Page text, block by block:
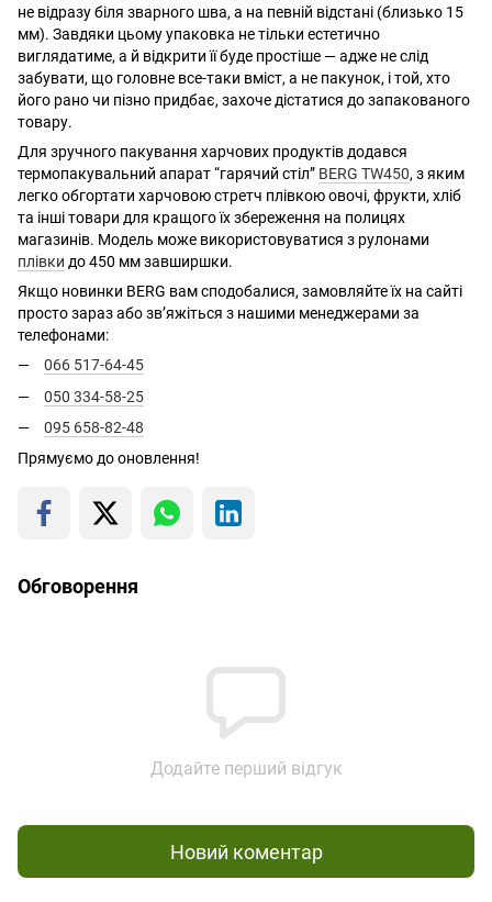
не відразу біля зварного шва, а на певній відстані (близько 15
мм). Завдяки цьому упаковка не тільки естетично
виглядатиме, а й відкрити її буде простіше — адже не слід
забувати, що головне все-таки вміст, а не пакунок, і той, хто
його рано чи пізно придбає, захоче дістатися до запакованого
товару.
Для зручного пакування харчових продуктів додався
термопакувальний апарат “гарячий стіл” BERG TW450, з яким
легко обгортати харчовою стретч плівкою овочі, фрукти, хліб
та інші товари для кращого їх збереження на полицях
магазинів. Модель може використовуватися з рулонами
плівки до 450 мм завширшки.
Якщо новинки BERG вам сподобалися, замовляйте їх на сайті
просто зараз або зв’яжіться з нашими менеджерами за
телефонами:
066 517-64-45
050 334-58-25
095 658-82-48
Прямуємо до оновлення!
Обговорення
Додайте перший відгук
Новий коментар